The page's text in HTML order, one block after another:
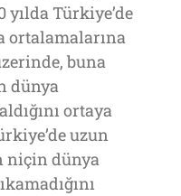
Türkiye’de
ortalamalarına
buna
dünya
ortaya
uzun
niçin dünya